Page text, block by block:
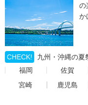
の
か
CHECK!
九州・沖縄の夏
福岡
佐賀
宮崎
鹿児島